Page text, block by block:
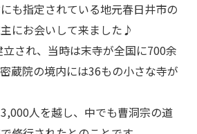
も指定されている地元春日井市の
にお会いして来ました♪
され、当時は末寺が全国に700余
蔵院の境内には36もの小さな寺が
人を越し、中でも曹洞宗の道